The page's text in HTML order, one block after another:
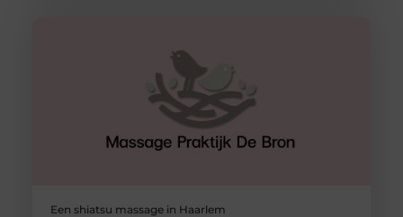
Een shiatsu massage in Haarlem